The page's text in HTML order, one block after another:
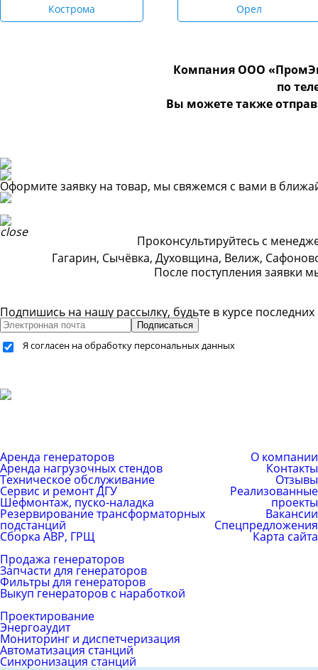
Кострома Орел
Компания ООО
по
Вы можете также
Оформите заявку на товар, мы свяжемся с вами в
Проконсультируйтесь с
Гагарин, Сычёвка, Духовщина, Велиж,
После поступления заявки
Подпишись на нашу рассылку, будьте в курсе
Подписаться
Я согласен на обработку персональных данных
Аренда генераторов
Аренда нагрузочных стендов
Техническое обслуживание
Сервис и ремонт ДГУ
Шефмонтаж, пуско-наладка
Резервирование трансформаторных
подстанций
Сборка АВР, ГРЩ
О компании
Контакты
Отзывы
Реализованные
проекты
Вакансии
Спецпредложения
Карта сайта
Каталог товаров
Продажа генераторов
Запчасти для генераторов
Фильтры для генераторов
Выкуп генераторов с наработкой
ЕРС (контракт)
Проектирование
Энергоаудит
Мониторинг и диспетчеризация
Автоматизация станций
Синхронизация станций